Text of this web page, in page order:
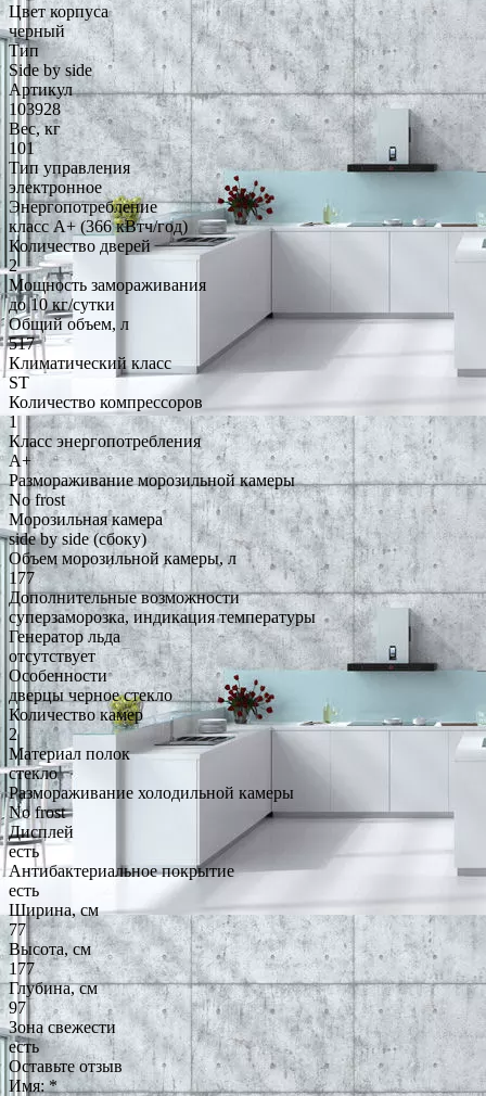
Цвет корпуса
черный
Тип
Side by side
Артикул
103928
Вес, кг
101
Тип управления
электронное
Энергопотребление
класс A+ (366 кВтч/год)
Количество дверей
2
Мощность замораживания
до 10 кг/cутки
Общий объем, л
517
Климатический класс
ST
Количество компрессоров
1
Класс энергопотребления
A+
Размораживание морозильной камеры
No frost
Морозильная камера
side by side (сбоку)
Объем морозильной камеры, л
177
Дополнительные возможности
суперзаморозка, индикация температуры
Генератор льда
отсутствует
Особенности
дверцы черное стекло
Количество камер
2
Материал полок
стекло
Размораживание холодильной камеры
No frost
Дисплей
есть
Антибактериальное покрытие
есть
Ширина, см
77
Высота, см
177
Глубина, см
97
Зона свежести
есть
Оставьте отзыв
Имя:*